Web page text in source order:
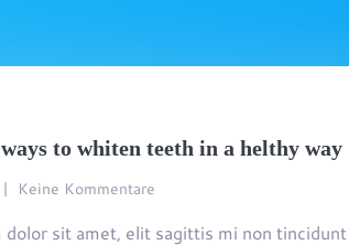
to whiten teeth in a helthy way
Keine Kommentare
dolor sit amet, elit sagittis mi non